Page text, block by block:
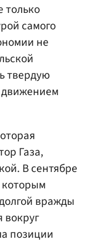
только
самого
не
твердую
Газа,
В сентябре
которым
вражды
позиции